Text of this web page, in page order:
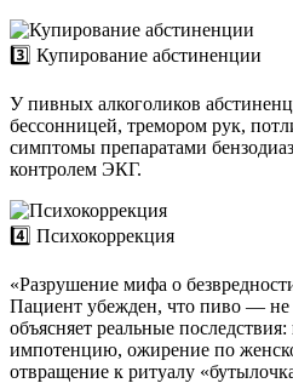
3️⃣ Купирование абстиненции
У пивных алкоголиков
бессонницей, тремором рук,
симптомы препаратами
контролем ЭКГ.
4️⃣ Психокоррекция
«Разрушение мифа о
Пациент убежден, что пиво — не
объясняет реальные
импотенцию, ожирение по
отвращение к ритуалу